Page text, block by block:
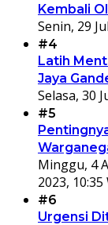
Kembali
Senin, 29
#4
Latih
Jaya
Selasa, 30
#5
Minggu, 4
2023, 10:35
#6
Urgensi